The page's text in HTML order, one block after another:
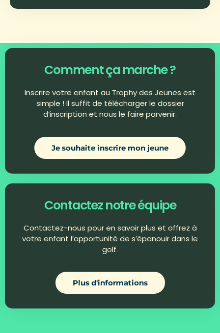
Commentça marche ?
Inscrire votre enfant au Trophy des Jeunes est
simple ! Il suffit de télécharger le dossier
d’inscription et nous le faire parvenir.
Je souhaite inscrire mon jeune
Contacteznotre équipe
Contactez-nous pour en savoir plus et offrez à
votre enfant l’opportunité de s’épanouir dans le
golf.
Plus d'informations